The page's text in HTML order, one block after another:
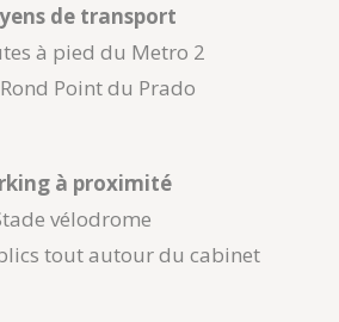
de transport
à pied du Metro 2
Point du Prado
à proximité
vélodrome
tout autour du cabinet